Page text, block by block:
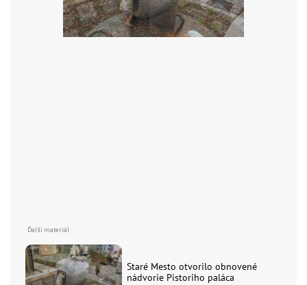
Staré Mesto otvorilo obnovené
nádvorie Pistoriho paláca